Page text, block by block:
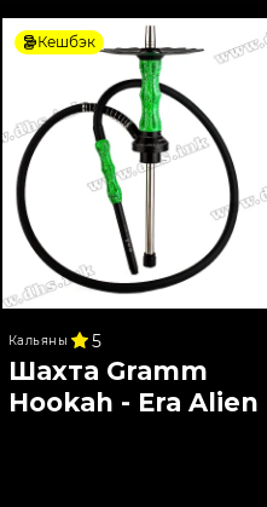
Кешбэк
Кальяны 5
Шахта Gramm
Hookah - Era Alien